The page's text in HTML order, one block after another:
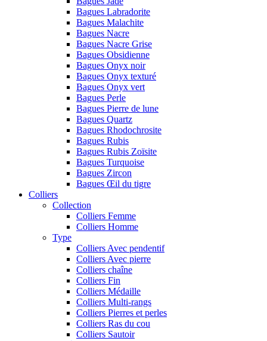
Bagues Labradorite
Bagues Malachite
Bagues Nacre
Bagues Nacre Grise
Bagues Obsidienne
Bagues Onyx noir
Bagues Onyx texturé
Bagues Onyx vert
Bagues Perle
Bagues Pierre de lune
Bagues Quartz
Bagues Rhodochrosite
Bagues Rubis
Bagues Rubis Zoïsite
Bagues Turquoise
Bagues Zircon
Bagues Œil du tigre
Colliers
Collection
Colliers Femme
Colliers Homme
Type
Colliers Avec pendentif
Colliers Avec pierre
Colliers chaîne
Colliers Fin
Colliers Médaille
Colliers Multi-rangs
Colliers Pierres et perles
Colliers Ras du cou
Colliers Sautoir